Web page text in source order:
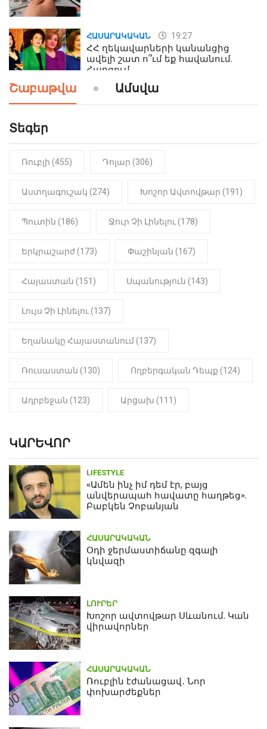
ՀԱՍԱՐԱԿԱԿԱՆ 19:27
ՀՀ ղեկավարների կանանցից
ավելի շատ ո՞ւմ եք հավանում.
Հարցում
ԼՈՒՐԵՐ 19:15
կսահմանվի․ Հայտնի է՝ ովքեր են
օգտվելու դրանից
Ինչու է Վիվիեն Բաստաջյանը
նկարահանումների ընթացքում
(Տեսանյութ)
Շաբաթվա Ամսվա
Տեգեր
Ռուբլի (455) Դոլար (306)
Աստղագուշակ (274) Խոշոր Ավտովթար (191)
Պուտին (186) Ջուր Չի Լինելու (178)
Երկրաշարժ (173) Փաշինյան (167)
Հայաստան (151) Սպանություն (143)
Լույս Չի Լինելու (137)
Եղանակը Հայաստանում (137)
Ռուսաստան (130) Ողբերգական Դեպք (124)
Ադրբեջան (123) Արցախ (111)
ԿԱՐԵՎՈՐ
LIFESTYLE
«Ամեն ինչ իմ դեմ էր, բայց
անվերապահ հավատը հաղթեց».
Բաբկեն Չոբանյան
ՀԱՍԱՐԱԿԱԿԱՆ
Օդի ջերմաստիճանը զգալի
կնվազի
ԼՈՒՐԵՐ
Խոշոր ավտովթար Սևանում. Կան
վիրավորներ
ՀԱՍԱՐԱԿԱԿԱՆ
Ռուբլին էժանացավ․ Նոր
փոխարժեքներ